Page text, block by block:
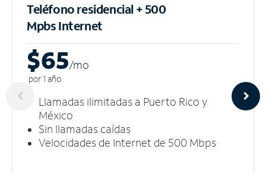
Teléfono residencial + 500
MpbsInternet
$65/mo
por 1 año
Llamadas ilimitadas a Puerto Rico y
México
Sin llamadas caídas
Velocidades de Internet de 500 Mbps